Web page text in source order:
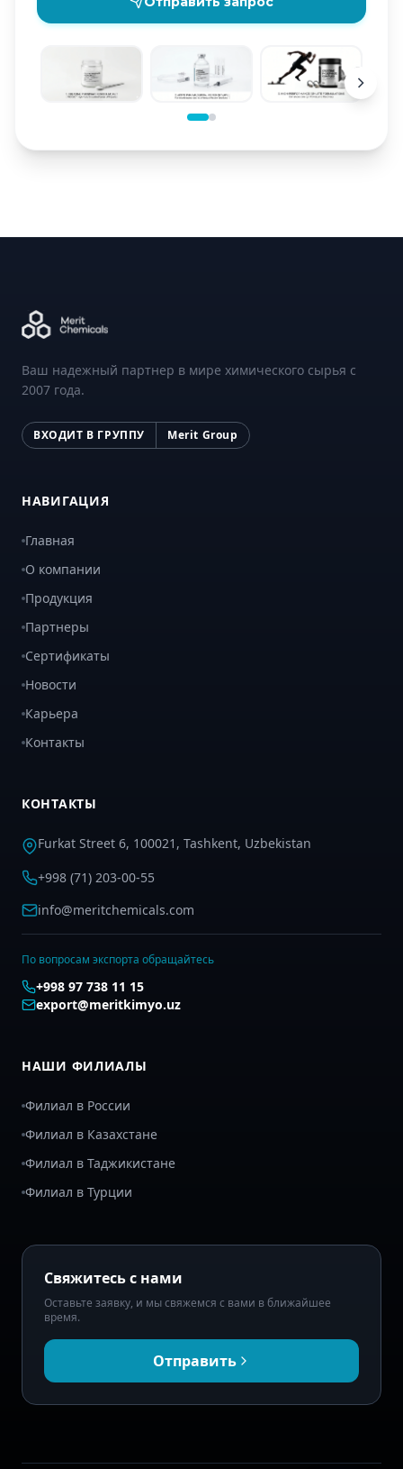
Ваш надежный партнер в мире химического сырья с
2007 года.
ВХОДИТ В ГРУППУ Merit Group
НАВИГАЦИЯ
Главная
О компании
Продукция
Партнеры
Сертификаты
Новости
Карьера
Контакты
КОНТАКТЫ
Furkat Street 6, 100021, Tashkent, Uzbekistan
+998 (71) 203-00-55
info@meritchemicals.com
По вопросам экспорта обращайтесь
+998 97 738 11 15
export@meritkimyo.uz
НАШИ ФИЛИАЛЫ
Филиал в России
Филиал в Казахстане
Филиал в Таджикистане
Филиал в Турции
Свяжитесь с нами
Оставьте заявку, и мы свяжемся с вами в ближайшее
время.
Отправить